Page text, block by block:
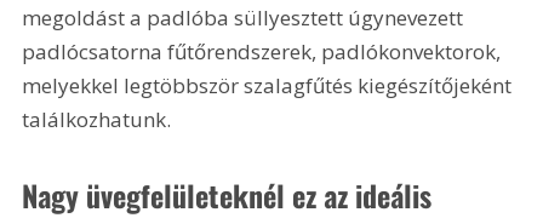
megoldást a padlóba süllyesztett úgynevezett
padlócsatorna fűtőrendszerek, padlókonvektorok,
melyekkel legtöbbször szalagfűtés kiegészítőjeként
találkozhatunk.
Nagy üvegfelületeknél ez az ideális